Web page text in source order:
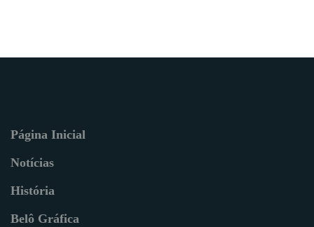
Página Inicial
Notícias
História
Belô Gráfica